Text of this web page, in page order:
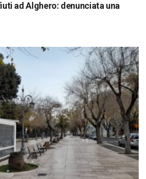
ad Alghero: denunciata una